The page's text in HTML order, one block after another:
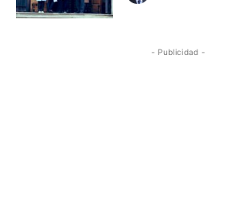
- Publicidad -